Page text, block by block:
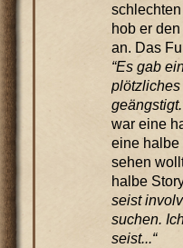
hob er
an. Das
“Es gab
plötzliches
war eine
eine halbe
sehen
halbe
seist
suchen.
seist...“